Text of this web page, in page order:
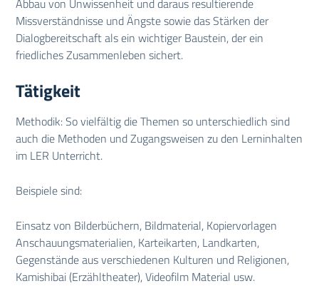
Abbau von Unwissenheit und daraus resultierende
Missverständnisse und Ängste sowie das Stärken der
Dialogbereitschaft als ein wichtiger Baustein, der ein
friedliches Zusammenleben sichert.
Tätigkeit
Methodik: So vielfältig die Themen so unterschiedlich sind
auch die Methoden und Zugangsweisen zu den Lerninhalten
im LER Unterricht.
Beispiele sind:
Einsatz von Bilderbüchern, Bildmaterial, Kopiervorlagen
Anschauungsmaterialien, Karteikarten, Landkarten,
Gegenstände aus verschiedenen Kulturen und Religionen,
Kamishibai (Erzähltheater), Videofilm Material usw.